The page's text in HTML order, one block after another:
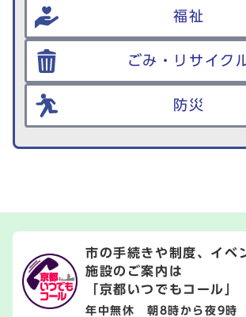
福祉
ごみ・リサイク
防災
市の手続きや制度、イベ
施設のご案内は
「京都いつでもコール」
年中無休 朝8時から夜9時